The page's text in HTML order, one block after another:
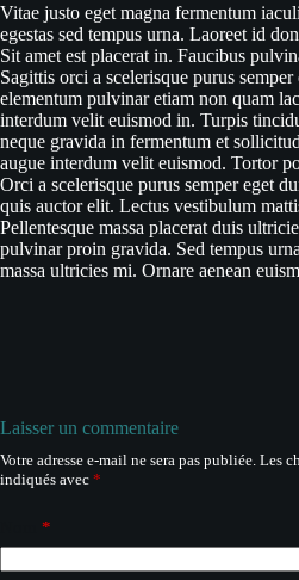
Vitae justo eget magna fermentum
egestas sed tempus urna. Laoreet id
Sit amet est placerat in. Faucibus
Sagittis orci a scelerisque purus
elementum pulvinar etiam non quam
interdum velit euismod in. Turpis
neque gravida in fermentum et
augue interdum velit euismod. Tortor
Orci a scelerisque purus semper eget
quis auctor elit. Lectus vestibulum
Pellentesque massa placerat duis
pulvinar proin gravida. Sed tempus
massa ultricies mi. Ornare aenean
Laisser un commentaire
Votre adresse e-mail ne sera pas publiée. Les
indiqués avec *
*
A
l
r
n